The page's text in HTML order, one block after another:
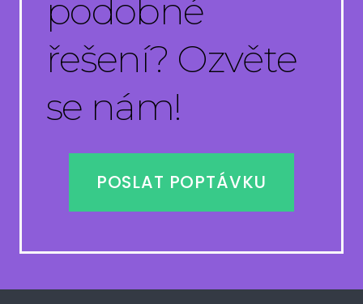
podobné
řešení? Ozvěte
se nám!
POSLAT POPTÁVKU